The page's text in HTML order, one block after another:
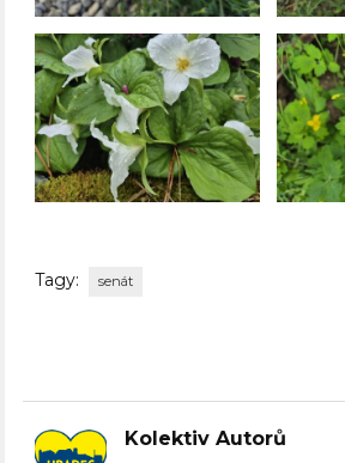
Tagy: senát
Kolektiv Autorů